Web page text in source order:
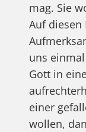
mag. Sie
Auf
uns
Gott in
einer
wollen,